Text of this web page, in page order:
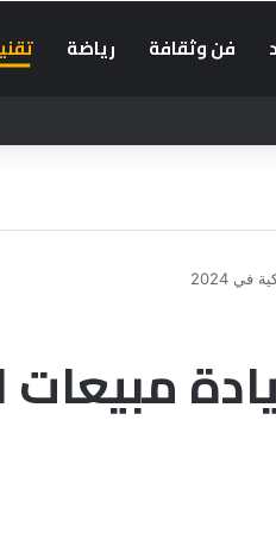
فن وثقافة رياضة
2024
مبيعات